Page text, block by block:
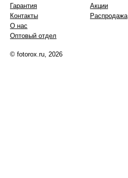
Гарантия
Контакты
О нас
Оптовый отдел
Акции
Распродажа
© fotorox.ru, 2026